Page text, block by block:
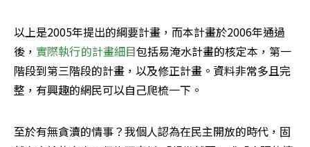
以上是2005年提出的綱要計畫，而本計畫於2006年通過
後， 實際執行的計畫細目包括易淹水計畫的核定本，第一
階段到第三階段的計畫，以及修正計畫。資料非常多且完
整，有興趣的網民可以自己爬梳一下。
至於有無貪瀆的情事？我個人認為在民主開放的時代，固